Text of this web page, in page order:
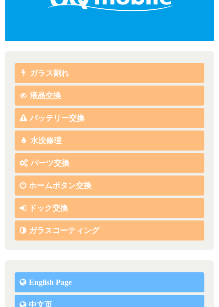
ガラス割れ
液晶交換
バッテリー交換
水没修理
パーツ交換
ホームボタン交換
ドック交換
ガラスコーティング
English Page
中文页